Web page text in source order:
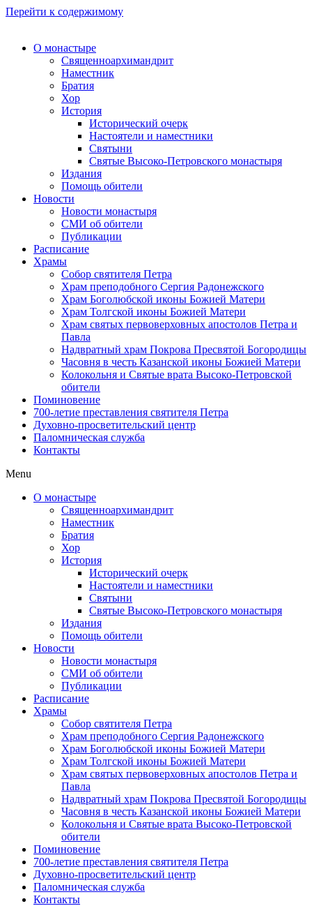
Перейти к содержимому
О монастыре
Священноархимандрит
Наместник
Братия
Хор
История
Исторический очерк
Настоятели и наместники
Святыни
Святые Высоко-Петровского монастыря
Издания
Помощь обители
Новости
Новости монастыря
СМИ об обители
Публикации
Расписание
Храмы
Собор святителя Петра
Храм преподобного Сергия Радонежского
Храм Боголюбской иконы Божией Матери
Храм Толгской иконы Божией Матери
Храм святых первоверховных апостолов Петра и
Павла
Надвратный храм Покрова Пресвятой Богородицы
Часовня в честь Казанской иконы Божией Матери
Колокольня и Святые врата Высоко-Петровской
обители
Поминовение
700-летие преставления святителя Петра
Духовно-просветительский центр
Паломническая служба
Контакты
Menu
О монастыре
Священноархимандрит
Наместник
Братия
Хор
История
Исторический очерк
Настоятели и наместники
Святыни
Святые Высоко-Петровского монастыря
Издания
Помощь обители
Новости
Новости монастыря
СМИ об обители
Публикации
Расписание
Храмы
Собор святителя Петра
Храм преподобного Сергия Радонежского
Храм Боголюбской иконы Божией Матери
Храм Толгской иконы Божией Матери
Храм святых первоверховных апостолов Петра и
Павла
Надвратный храм Покрова Пресвятой Богородицы
Часовня в честь Казанской иконы Божией Матери
Колокольня и Святые врата Высоко-Петровской
обители
Поминовение
700-летие преставления святителя Петра
Духовно-просветительский центр
Паломническая служба
Контакты